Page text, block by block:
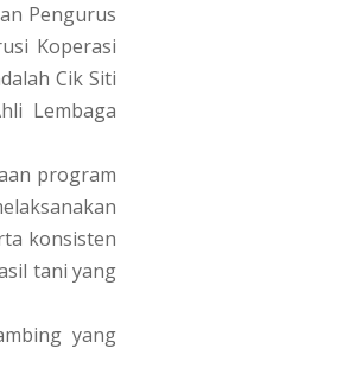
Pengurus
Koperasi
Cik Siti
Lembaga
program
konsisten
tani yang
yang